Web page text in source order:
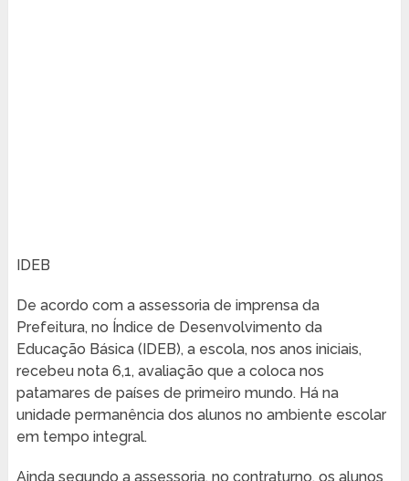
IDEB
De acordo com a assessoria de imprensa da
Prefeitura, no Índice de Desenvolvimento da
Educação Básica (IDEB), a escola, nos anos iniciais,
recebeu nota 6,1, avaliação que a coloca nos
patamares de países de primeiro mundo. Há na
unidade permanência dos alunos no ambiente escolar
em tempo integral.
Ainda segundo a assessoria, no contraturno, os alunos